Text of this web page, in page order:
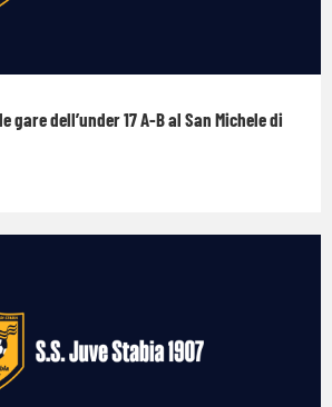
gare dell’under 17 A-B al San Michele di